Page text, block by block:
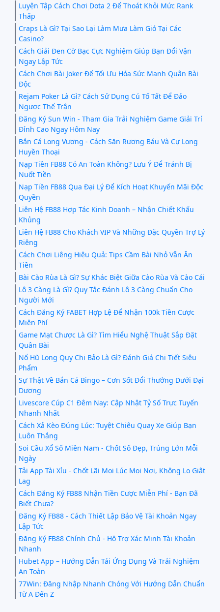
Luyện Tập Cách Chơi Dota 2 Để Thoát Khỏi Mức Rank
Thấp
Craps Là Gì? Tại Sao Lại Làm Mưa Làm Gió Tại Các
Casino?
Cách Giải Đen Cờ Bạc Cực Nghiệm Giúp Bạn Đổi Vận
Ngay Lập Tức
Cách Chơi Bài Joker Để Tối Ưu Hóa Sức Mạnh Quân Bài
Độc
Rejam Poker Là Gì? Cách Sử Dụng Cú Tố Tất Để Đảo
Ngược Thế Trận
Đăng Ký Sun Win - Tham Gia Trải Nghiệm Game Giải Trí
Đỉnh Cao Ngay Hôm Nay
Bắn Cá Long Vương - Cách Săn Rương Báu Và Cự Long
Huyền Thoại
Nạp Tiền FB88 Có An Toàn Không? Lưu Ý Để Tránh Bị
Nuốt Tiền
Nạp Tiền FB88 Qua Đại Lý Để Kích Hoạt Khuyến Mãi Độc
Quyền
Liên Hệ FB88 Hợp Tác Kinh Doanh – Nhận Chiết Khấu
Khủng
Liên Hệ FB88 Cho Khách VIP Và Những Đặc Quyền Trợ Lý
Riêng
Cách Chơi Liêng Hiệu Quả: Tips Cầm Bài Nhỏ Vẫn Ăn
Tiền
Bài Cào Rùa Là Gì? Sự Khác Biệt Giữa Cào Rùa Và Cào Cái
Lô 3 Càng Là Gì? Quy Tắc Đánh Lô 3 Càng Chuẩn Cho
Người Mới
Cách Đăng Ký FABET Hợp Lệ Để Nhận 100k Tiền Cược
Miễn Phí
Game Mạt Chược Là Gì? Tìm Hiểu Nghệ Thuật Sắp Đặt
Quân Bài
Nổ Hũ Long Quy Chi Bảo Là Gì? Đánh Giá Chi Tiết Siêu
Phẩm
Sự Thật Về Bắn Cá Bingo – Cơn Sốt Đổi Thưởng Dưới Đại
Dương
Livescore Cúp C1 Đêm Nay: Cập Nhật Tỷ Số Trực Tuyến
Nhanh Nhất
Cách Xả Kèo Đúng Lúc: Tuyệt Chiêu Quay Xe Giúp Bạn
Luôn Thắng
Soi Cầu Xổ Số Miền Nam - Chốt Số Đẹp, Trúng Lớn Mỗi
Ngày
Tải App Tài Xỉu - Chốt Lãi Mọi Lúc Mọi Nơi, Không Lo Giật
Lag
Cách Đăng Ký FB88 Nhận Tiền Cược Miễn Phí - Bạn Đã
Biết Chưa?
Đăng Ký FB88 - Cách Thiết Lập Bảo Vệ Tài Khoản Ngay
Lập Tức
Đăng Ký FB88 Chính Chủ - Hỗ Trợ Xác Minh Tài Khoản
Nhanh
Hubet App – Hướng Dẫn Tải Ứng Dụng Và Trải Nghiệm
An Toàn
77Win: Đăng Nhập Nhanh Chóng Với Hướng Dẫn Chuẩn
Từ A Đến Z